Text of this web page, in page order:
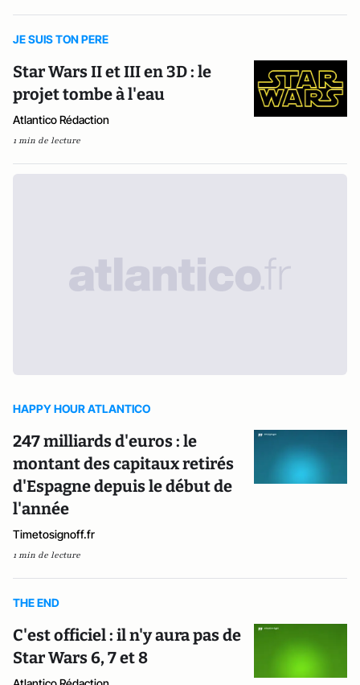
JE SUIS TON PERE
Star Wars II et III en 3D : le
projet tombe à l'eau
Atlantico Rédaction
1 min de lecture
HAPPY HOUR ATLANTICO
247 milliards d'euros : le
montant des capitaux retirés
d'Espagne depuis le début de
l'année
Timetosignoff.fr
1 min de lecture
THE END
C'est officiel : il n'y aura pas de
Star Wars 6, 7 et 8